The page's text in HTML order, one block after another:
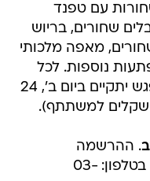
עם טפנד
שחורים, בריוש
מאפה מלכותי
נוספות. לכל
אלה יותאמו יינות שחורים. המפגש יתקיים ביום ב', 24
. ההרשמה
באמצעות כרטיס אשראי בלבד בטלפון: 03-